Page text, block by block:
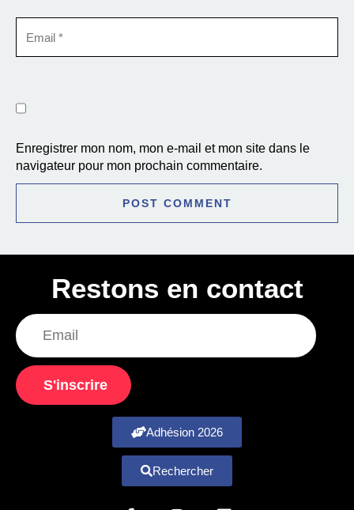
Enregistrer mon nom, mon e-mail et mon site dans le
navigateur pour mon prochain commentaire.
Restons en contact
S'inscrire
Adhésion 2026
Rechercher